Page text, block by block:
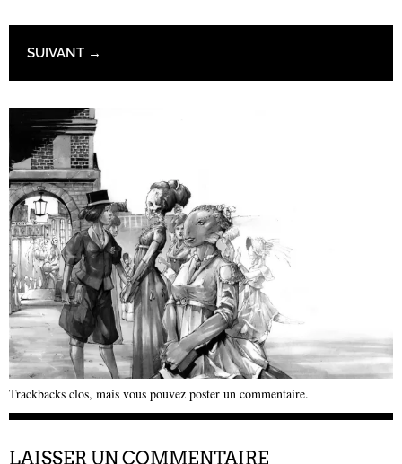
SUIVANT →
Trackbacks clos, mais vous pouvez poster un commentaire.
LAISSER UN COMMENTAIRE